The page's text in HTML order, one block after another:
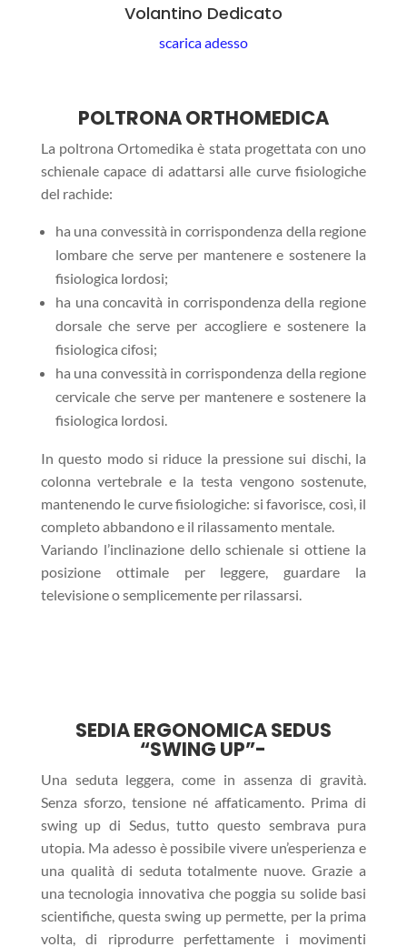
Volantino Dedicato
scarica adesso
POLTRONA ORTHOMEDICA
La poltrona Ortomedika è stata progettata con uno
schienale capace di adattarsi alle curve fisiologiche
del rachide:
ha una convessità in corrispondenza della regione
lombare che serve per mantenere e sostenere la
fisiologica lordosi;
ha una concavità in corrispondenza della regione
dorsale che serve per accogliere e sostenere la
fisiologica cifosi;
ha una convessità in corrispondenza della regione
cervicale che serve per mantenere e sostenere la
fisiologica lordosi.
In questo modo si riduce la pressione sui dischi, la
colonna vertebrale e la testa vengono sostenute,
mantenendo le curve fisiologiche: si favorisce, così, il
completo abbandono e il rilassamento mentale.
Variando l’inclinazione dello schienale si ottiene la
posizione ottimale per leggere, guardare la
televisione o semplicemente per rilassarsi.
SEDIA ERGONOMICA SEDUS
“SWING UP”-
Una seduta leggera, come in assenza di gravità.
Senza sforzo, tensione né affaticamento. Prima di
swing up di Sedus, tutto questo sembrava pura
utopia. Ma adesso è possibile vivere un’esperienza e
una qualità di seduta totalmente nuove. Grazie a
una tecnologia innovativa che poggia su solide basi
scientifiche, questa swing up permette, per la prima
volta, di riprodurre perfettamente i movimenti